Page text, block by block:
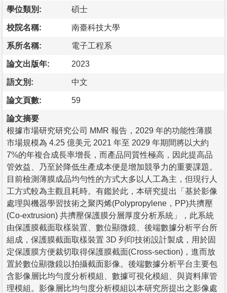
學位類別: 碩士
校院名稱: 南臺科技大學
系所名稱: 電子工程系
論文出版年: 2023
語文別: 中文
論文頁數: 59
論文摘要
根據市場研究研究公司 MMR 報告，2029 年的功能性薄膜
市場規模為 4.25 億美元 2021 年至 2029 年期間將以大約
7%的年複合成長率增長，而產品同質性極高，因此提高品
管效益、乃至於降低生產成本便是增加競爭力的重要課題。
目前檢測薄膜成品均勻性的方式大多以人工為主，但現行人
工方式較為主觀且耗時。有鑑於此，本研究提出「基於影像
處理與機器學習技術之聚丙烯(Polypropylene，PP)共擠壓
(Co-extrusion) 共擠壓保護膜分層厚度分析系統」，此系統
由保護膜截面取樣裝置、數位顯微鏡、後端數據分析平台所
組成，保護膜截面取樣裝置 3D 列印技術設計製成，用於固
定保護膜方便裁切取得保護膜截面(Cross-section)，進而放
置於數位顯微鏡以拍攝截面影像。後端數據分析平台主要包
含影像層比均勻度分析模組、數據可視化模組、與資料庫管
理模組。影像層比均勻度分析模組以本研究所提出之影像處